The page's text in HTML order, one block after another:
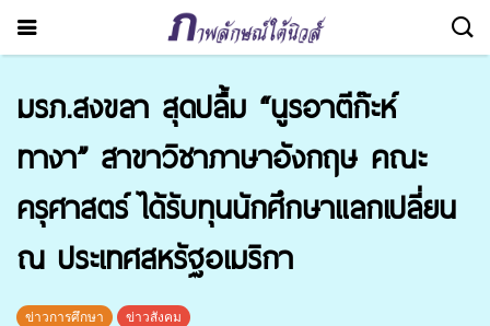
มรภ.สงขลา สุดปลื้ม “นูรอาตีก๊ะห์
ทางา” สาขาวิชาภาษาอังกฤษ คณะ
ครุศาสตร์ ได้รับทุนนักศึกษาแลกเปลี่ยน
ณ ประเทศสหรัฐอเมริกา
ข่าวการศึกษา ข่าวสังคม